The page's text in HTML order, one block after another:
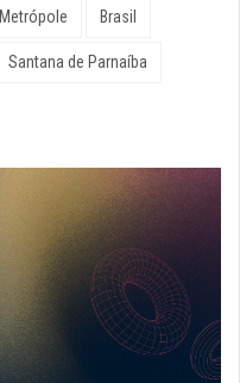
Metrópole Brasil
Santana de Parnaíba